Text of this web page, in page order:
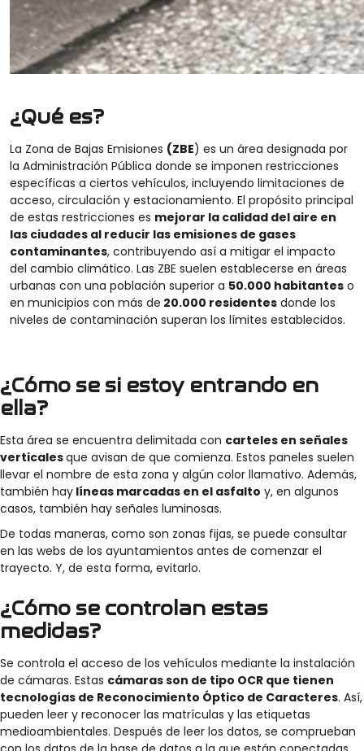
¿Qué es?
La Zona de Bajas Emisiones (ZBE) es un área designada por
la Administración Pública donde se imponen restricciones
específicas a ciertos vehículos, incluyendo limitaciones de
acceso, circulación y estacionamiento. El propósito principal
de estas restricciones es mejorar la calidad del aire en
las ciudades al reducir las emisiones de gases
contaminantes, contribuyendo así a mitigar el impacto
del cambio climático. Las ZBE suelen establecerse en áreas
urbanas con una población superior a 50.000 habitantes o
en municipios con más de 20.000 residentes donde los
niveles de contaminación superan los límites establecidos.
¿Cómo se si estoy entrando en
ella?
Esta área se encuentra delimitada con carteles en señales
verticalesque avisan de que comienza. Estos paneles suelen
llevar el nombre de esta zona y algún color llamativo. Además,
también hay líneas marcadas en el asfalto y, en algunos
casos, también hay señales luminosas.
De todas maneras, como son zonas fijas, se puede consultar
en las webs de los ayuntamientos antes de comenzar el
trayecto. Y, de esta forma, evitarlo.
¿Cómo se controlan estas
medidas?
Se controla el acceso de los vehículos mediante la instalación
de cámaras. Estas cámaras son de tipo OCR que tienen
tecnologías de Reconocimiento Óptico de Caracteres. Así,
pueden leer y reconocer las matrículas y las etiquetas
medioambientales. Después de leer los datos, se comprueban